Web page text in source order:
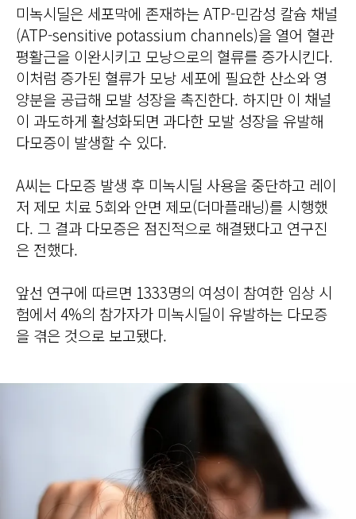
미녹시딜은 세포막에 존재하는 ATP-민감성 칼슘 채널
(ATP-sensitive potassium channels)을 열어 혈관
평활근을 이완시키고 모낭으로의 혈류를 증가시킨다.
이처럼 증가된 혈류가 모낭 세포에 필요한 산소와 영
양분을 공급해 모발 성장을 촉진한다. 하지만 이 채널
이 과도하게 활성화되면 과다한 모발 성장을 유발해
다모증이 발생할 수 있다.
A씨는 다모증 발생 후 미녹시딜 사용을 중단하고 레이
저 제모 치료 5회와 안면 제모(더마플래닝)를 시행했
다. 그 결과 다모증은 점진적으로 해결됐다고 연구진
은 전했다.
앞선 연구에 따르면 1333명의 여성이 참여한 임상 시
험에서 4%의 참가자가 미녹시딜이 유발하는 다모증
을 겪은 것으로 보고됐다.